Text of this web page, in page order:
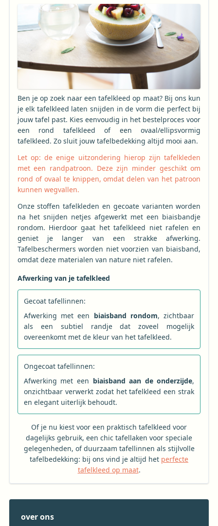
Ben je op zoek naar een tafelkleed op maat? Bij ons kun
je elk tafelkleed laten snijden in de vorm die perfect bij
jouw tafel past. Kies eenvoudig in het bestelproces voor
een rond tafelkleed of een ovaal/ellipsvormig
tafelkleed. Zo sluit jouw tafelbedekking altijd mooi aan.
Let op: de enige uitzondering hierop zijn tafelkleden
met een randpatroon. Deze zijn minder geschikt om
rond of ovaal te knippen, omdat delen van het patroon
kunnen wegvallen.
Onze stoffen tafelkleden en gecoate varianten worden
na het snijden netjes afgewerkt met een biaisbandje
rondom. Hierdoor gaat het tafelkleed niet rafelen en
geniet je langer van een strakke afwerking.
Tafelbeschermers worden niet voorzien van biaisband,
omdat deze materialen van nature niet rafelen.
Afwerking van je tafelkleed
Gecoat tafellinnen:
Afwerking met een biaisband rondom, zichtbaar
als een subtiel randje dat zoveel mogelijk
overeenkomt met de kleur van het tafelkleed.
Ongecoat tafellinnen:
Afwerking met een biaisband aan de onderzijde,
onzichtbaar verwerkt zodat het tafelkleed een strak
en elegant uiterlijk behoudt.
Of je nu kiest voor een praktisch tafelkleed voor
dagelijks gebruik, een chic tafellaken voor speciale
gelegenheden, of duurzaam tafellinnen als stijlvolle
tafelbedekking: bij ons vind je altijd het perfecte
tafelkleed op maat.
over ons